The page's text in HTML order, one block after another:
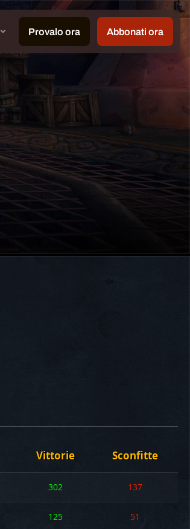
Vittorie Sconfitte
302 137
125 51